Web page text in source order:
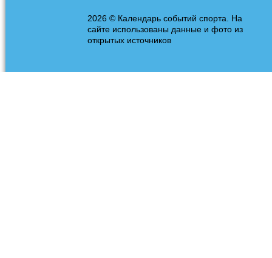
2026 © Календарь событий спорта. На
сайте использованы данные и фото из
открытых источников